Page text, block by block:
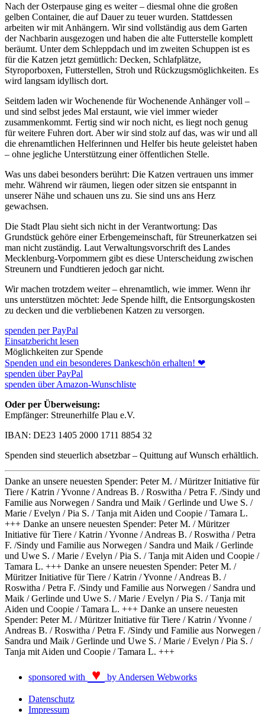
Nach der Osterpause ging es weiter – diesmal ohne die großen
gelben Container, die auf Dauer zu teuer wurden. Stattdessen
arbeiten wir mit Anhängern. Wir sind vollständig aus dem Garten
der Nachbarin ausgezogen und haben die alte Futterstelle komplett
beräumt. Unter dem Schleppdach und im zweiten Schuppen ist es
für die Katzen jetzt gemütlich: Decken, Schlafplätze,
Styroporboxen, Futterstellen, Stroh und Rückzugsmöglichkeiten. Es
wird langsam idyllisch dort.
Seitdem laden wir Wochenende für Wochenende Anhänger voll –
und sind selbst jedes Mal erstaunt, wie viel immer wieder
zusammenkommt. Fertig sind wir noch nicht, es liegt noch genug
für weitere Fuhren dort. Aber wir sind stolz auf das, was wir und all
die ehrenamtlichen Helferinnen und Helfer bis heute geleistet haben
– ohne jegliche Unterstützung einer öffentlichen Stelle.
Was uns dabei besonders berührt: Die Katzen vertrauen uns immer
mehr. Während wir räumen, liegen oder sitzen sie entspannt in
unserer Nähe und schauen uns zu. Sie sind uns ans Herz
gewachsen.
Die Stadt Plau sieht sich nicht in der Verantwortung: Das
Grundstück gehöre einer Erbengemeinschaft, für Streunerkatzen sei
man nicht zuständig. Laut Verwaltungsvorschrift des Landes
Mecklenburg-Vorpommern gibt es diese Unterscheidung zwischen
Streunern und Fundtieren jedoch gar nicht.
Wir machen trotzdem weiter – ehrenamtlich, wie immer. Wenn ihr
uns unterstützen möchtet: Jede Spende hilft, die Entsorgungskosten
zu decken und die verbliebenen Katzen zu versorgen.
spenden per PayPal
Einsatzbericht lesen
Möglichkeiten zur Spende
Spenden und ein besonderes Dankeschön erhalten! ❤
spenden über PayPal
spenden über Amazon-Wunschliste
Oder per Überweisung:
Empfänger: Streunerhilfe Plau e.V.
IBAN: DE23 1405 2000 1711 8854 32
Spenden sind steuerlich absetzbar – Quittung auf Wunsch erhältlich.
Danke an unsere neuesten Spender: Peter M. / Müritzer Initiative für
Tiere / Katrin / Yvonne / Andreas B. / Roswitha / Petra F. /Sindy und
Familie aus Norwegen / Sandra und Maik / Gerlinde und Uwe S. /
Marie / Evelyn / Pia S. / Tanja mit Aiden und Coopie / Tamara L.
+++ Danke an unsere neuesten Spender: Peter M. / Müritzer
Initiative für Tiere / Katrin / Yvonne / Andreas B. / Roswitha / Petra
F. /Sindy und Familie aus Norwegen / Sandra und Maik / Gerlinde
und Uwe S. / Marie / Evelyn / Pia S. / Tanja mit Aiden und Coopie /
Tamara L. +++ Danke an unsere neuesten Spender: Peter M. /
Müritzer Initiative für Tiere / Katrin / Yvonne / Andreas B. /
Roswitha / Petra F. /Sindy und Familie aus Norwegen / Sandra und
Maik / Gerlinde und Uwe S. / Marie / Evelyn / Pia S. / Tanja mit
Aiden und Coopie / Tamara L. +++ Danke an unsere neuesten
Spender: Peter M. / Müritzer Initiative für Tiere / Katrin / Yvonne /
Andreas B. / Roswitha / Petra F. /Sindy und Familie aus Norwegen /
Sandra und Maik / Gerlinde und Uwe S. / Marie / Evelyn / Pia S. /
Tanja mit Aiden und Coopie / Tamara L. +++
sponsored with ♥ by Andersen Webworks
Datenschutz
Impressum